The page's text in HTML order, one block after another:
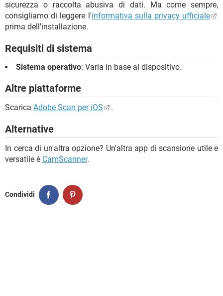
sicurezza o raccolta abusiva di dati. Ma come sempre,
consigliamo di leggere l'informativa sulla privacy ufficiale
prima dell'installazione.
Requisiti di sistema
Sistema operativo: Varia in base al dispositivo.
Altre piattaforme
Scarica Adobe Scan per iOS .
Alternative
In cerca di un'altra opzione? Un'altra app di scansione utile e
versatile è CamScanner.
Condividi